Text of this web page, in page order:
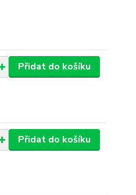
Přidat do košíku
Přidat do košíku